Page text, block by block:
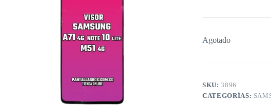
Agotado
SKU:3896
CATEGORÍAS: